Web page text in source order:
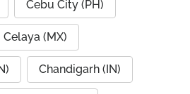
Cebu City (PH)
Celaya (MX)
Chandigarh (IN)